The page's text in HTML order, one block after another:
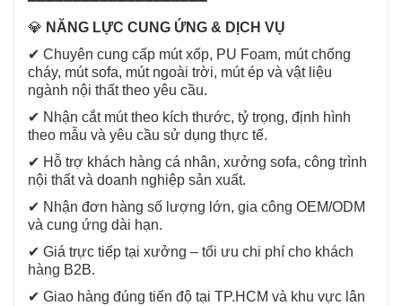
💎 NĂNG LỰC CUNG ỨNG & DỊCH VỤ
✔ Chuyên cung cấp mút xốp, PU Foam, mút chống
cháy, mút sofa, mút ngoài trời, mút ép và vật liệu
ngành nội thất theo yêu cầu.
✔ Nhận cắt mút theo kích thước, tỷ trọng, định hình
theo mẫu và yêu cầu sử dụng thực tế.
✔ Hỗ trợ khách hàng cá nhân, xưởng sofa, công trình
nội thất và doanh nghiệp sản xuất.
✔ Nhận đơn hàng số lượng lớn, gia công OEM/ODM
và cung ứng dài hạn.
✔ Giá trực tiếp tại xưởng – tối ưu chi phí cho khách
hàng B2B.
✔ Giao hàng đúng tiến độ tại TP.HCM và khu vực lân